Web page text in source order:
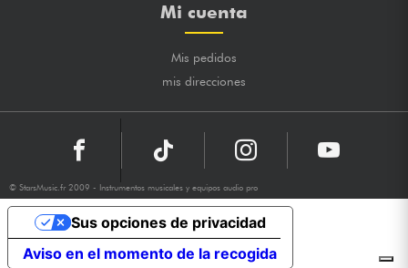
Mi cuenta
Mis pedidos
mis direcciones
© StarsMusic.fr 2009 - Instrumentos musicales y equipos audio pro
Aviso en el momento de la recogida
Sus opciones de privacidad